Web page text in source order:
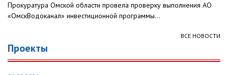
Прокуратура Омской области провела проверку выполнения АО
«ОмскВодоканал» инвестиционной программы...
ВСЕ НОВОСТИ
Проекты